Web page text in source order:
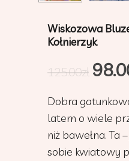
Wiskozowa
Kołnierzyk
125.00zł
Dobra
latem o wiele
niż bawełna. Ta
sobie kwiatowy